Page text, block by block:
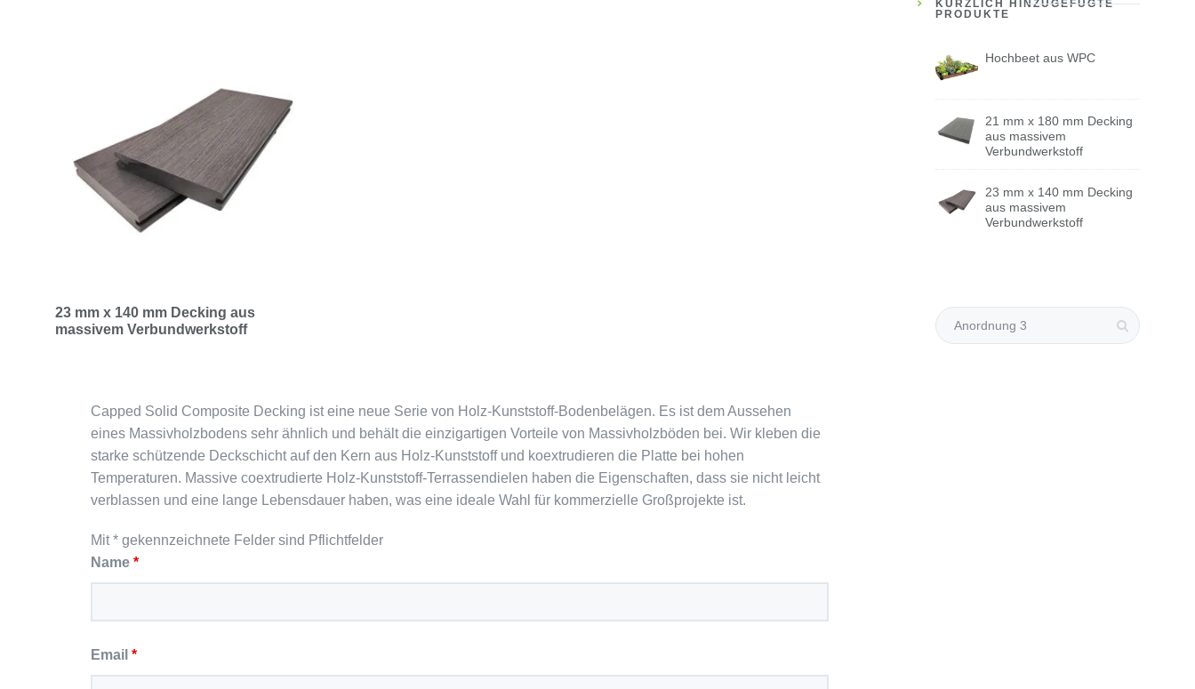
23 mm x 140 mm Decking aus
massivem Verbundwerkstoff
Capped Solid Composite Decking ist eine neue Serie von Holz-Kunststoff-Bodenbelägen. Es ist dem Aussehen
eines Massivholzbodens sehr ähnlich und behält die einzigartigen Vorteile von Massivholzböden bei. Wir kleben die
starke schützende Deckschicht auf den Kern aus Holz-Kunststoff und koextrudieren die Platte bei hohen
Temperaturen. Massive coextrudierte Holz-Kunststoff-Terrassendielen haben die Eigenschaften, dass sie nicht leicht
verblassen und eine lange Lebensdauer haben, was eine ideale Wahl für kommerzielle Großprojekte ist.
Mit * gekennzeichnete Felder sind Pflichtfelder
Name *
Email *
KÜRZLICH HINZUGEFÜGTE
PRODUKTE
Hochbeet aus WPC
21 mm x 180 mm Decking
aus massivem
Verbundwerkstoff
23 mm x 140 mm Decking
aus massivem
Verbundwerkstoff
Suchen
nach: